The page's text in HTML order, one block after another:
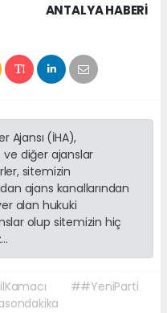
ANTALYA HABERİ
Ajansı (İHA),
ve diğer ajanslar
sitemizin
ajans kanallarından
alan hukuki
olup sitemizin hiç
##YeniParti